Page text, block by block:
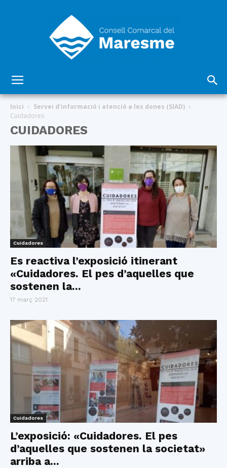
del
Maresme
Inici
Servei d'informació i atenció a les dones (SIAD)
Cuidadores
CUIDADORES
Cuidadores
Es reactiva l’exposició itinerant
«Cuidadores. El pes d’aquelles que
sostenen la...
17 març 2021
Cuidadores
L’exposició: «Cuidadores. El pes
d’aquelles que sostenen la societat»
arriba a...